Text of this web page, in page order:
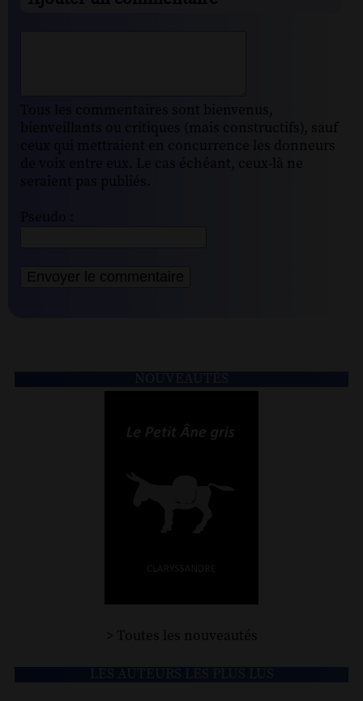
Tous les commentaires sont bienvenus,
bienveillants ou critiques (mais constructifs), sauf
ceux qui mettraient en concurrence les donneurs
de voix entre eux. Le cas échéant, ceux-là ne
seraient pas publiés.
Pseudo :
> Toutes les nouveautés